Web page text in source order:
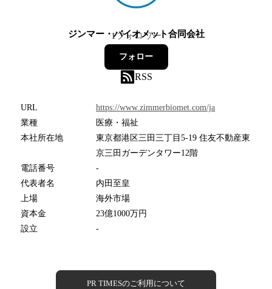
ジンマー・バイオメット合同会社
1フォロワー
フォロー
RSS
URL
https://www.zimmerbiomet.com/ja
業種
医療・福祉
本社所在地
東京都港区三田三丁目5-19 住友不動産東
京三田ガーデンタワー12階
電話番号
-
代表者名
内田至皇
上場
海外市場
資本金
23億1000万円
設立
-
PR TIMESのご利用について